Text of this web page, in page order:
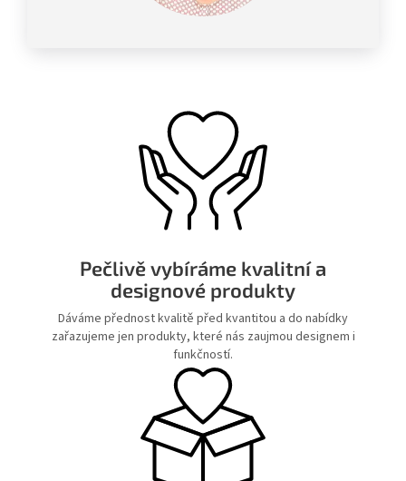
Pečlivě vybíráme kvalitní a
designové produkty
Dáváme přednost kvalitě před kvantitou a do nabídky
zařazujeme jen produkty, které nás zaujmou designem i
funkčností.